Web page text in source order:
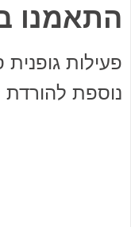
התאמנו
פעילות
נוספת